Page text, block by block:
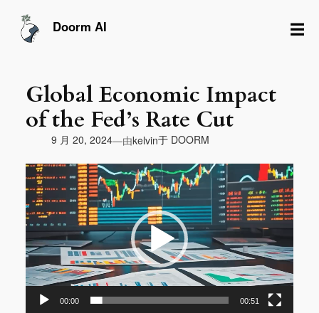
Doorm AI ☰
Global Economic Impact
of the Fed’s Rate Cut
9 月 20, 2024—由kelvin于 DOORM
视
频
播
放
器
00:00 00:51